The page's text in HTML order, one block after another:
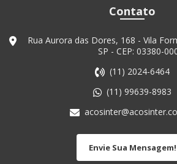
Contato
Rua Aurora das Dores, 168 - Vila
SP - CEP: 03380-
(11) 2024-6464
(11) 99639-8983
Envie Sua Mensagem!